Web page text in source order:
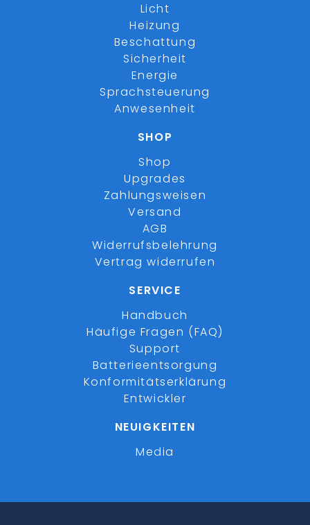
Licht
Heizung
Beschattung
Sicherheit
Energie
Sprachsteuerung
Anwesenheit
SHOP
Shop
Upgrades
Zahlungsweisen
Versand
AGB
Widerrufsbelehrung
Vertrag widerrufen
SERVICE
Handbuch
Häufige Fragen (FAQ)
Support
Batterieentsorgung
Konformitätserklärung
Entwickler
NEUIGKEITEN
Media